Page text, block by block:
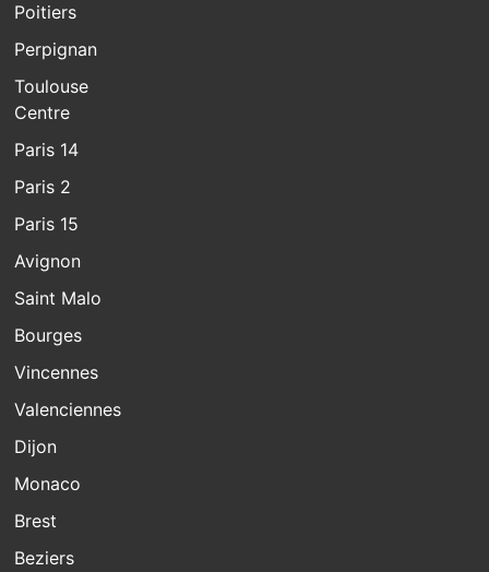
Poitiers
Perpignan
Toulouse
Centre
Paris 14
Paris 2
Paris 15
Avignon
Saint Malo
Bourges
Vincennes
Valenciennes
Dijon
Monaco
Brest
Beziers